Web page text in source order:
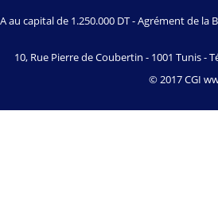
au capital de 1.250.000 DT - Agrément de la
10, Rue Pierre de Coubertin - 1001 Tunis -
© 2017 CGI